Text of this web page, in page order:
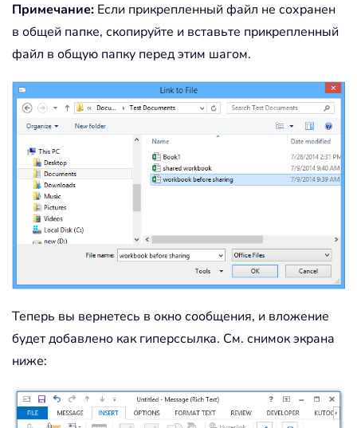
Примечание: Если прикрепленный файл не сохранен
в общей папке, скопируйте и вставьте прикрепленный
файл в общую папку перед этим шагом.
Теперь вы вернетесь в окно сообщения, и вложение
будет добавлено как гиперссылка. См. снимок экрана
ниже: